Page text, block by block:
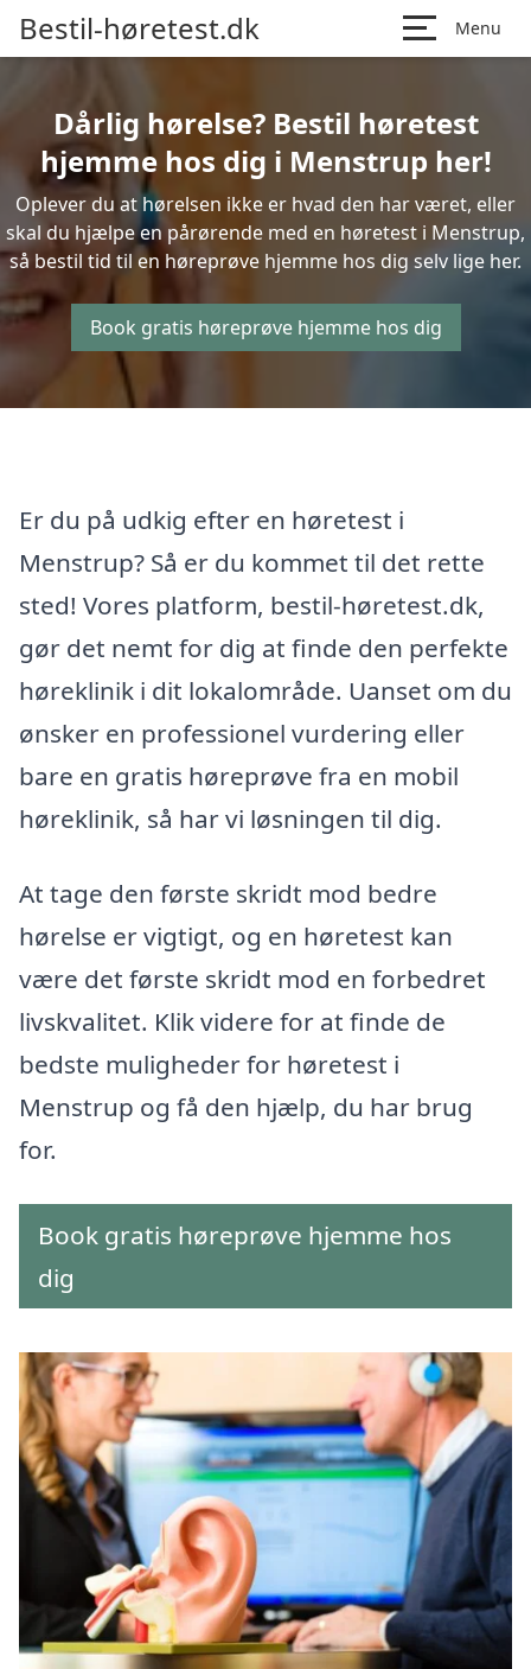
Bestil-høretest.dk Menu
Dårlig hørelse? Bestil høretest
hjemme hos dig i Menstrup her!
Oplever du at hørelsen ikke er hvad den har været, eller
skal du hjælpe en pårørende med en høretest i Menstrup,
så bestil tid til en høreprøve hjemme hos dig selv lige her.
Book gratis høreprøve hjemme hos dig
Er du på udkig efter en høretest i
Menstrup? Så er du kommet til det rette
sted! Vores platform, bestil-høretest.dk,
gør det nemt for dig at finde den perfekte
høreklinik i dit lokalområde. Uanset om du
ønsker en professionel vurdering eller
bare en gratis høreprøve fra en mobil
høreklinik, så har vi løsningen til dig.
At tage den første skridt mod bedre
hørelse er vigtigt, og en høretest kan
være det første skridt mod en forbedret
livskvalitet. Klik videre for at finde de
bedste muligheder for høretest i
Menstrup og få den hjælp, du har brug
for.
Book gratis høreprøve hjemme hos
dig